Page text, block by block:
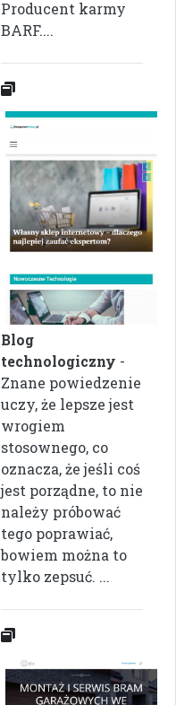
Producent karmy
BARF....
Blog
technologiczny -
Znane powiedzenie
uczy, że lepsze jest
wrogiem
stosownego, co
oznacza, że jeśli coś
jest porządne, to nie
należy próbować
tego poprawiać,
bowiem można to
tylko zepsuć. ...